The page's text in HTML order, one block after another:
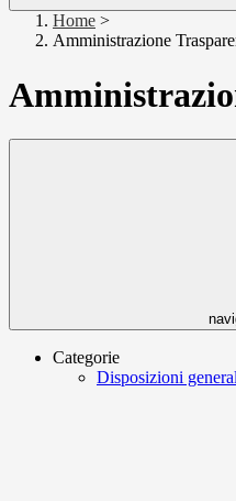
Home >
Amministrazione
Categorie
Disposizioni